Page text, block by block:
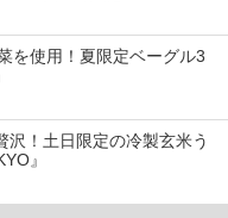
を使用！夏限定ベーグル3
！土日限定の冷製玄米う
』